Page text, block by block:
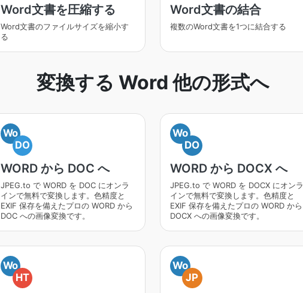
Word文書を圧縮する
Word文書のファイルサイズを縮小す
る
Word文書の結合
複数のWord文書を1つに結合する
変換する Word 他の形式へ
Wo
DO
WORD から DOC へ
JPEG.to で WORD を DOC にオンラ
インで無料で変換します。色精度と
EXIF 保存を備えたプロの WORD から
DOC への画像変換です。
Wo
DO
WORD から DOCX へ
JPEG.to で WORD を DOCX にオンラ
インで無料で変換します。色精度と
EXIF 保存を備えたプロの WORD から
DOCX への画像変換です。
Wo
HT
Wo
JP